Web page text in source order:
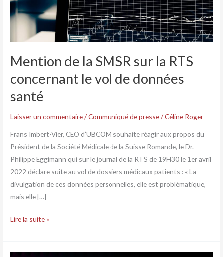
Mention de la SMSR sur la RTS
concernant le vol de données
santé
Laisser un commentaire/Communiqué de presse/Céline Roger
Frans Imbert-Vier, CEO d’UBCOM souhaite réagir aux propos du
Président de la Société Médicale de la Suisse Romande, le Dr.
Philippe Eggimann qui sur le journal de la RTS de 19H30 le 1er avril
2022 déclare suite au vol de dossiers médicaux patients : « La
divulgation de ces données personnelles, elle est problématique,
mais elle […]
vol
de
données
Lire la suite »